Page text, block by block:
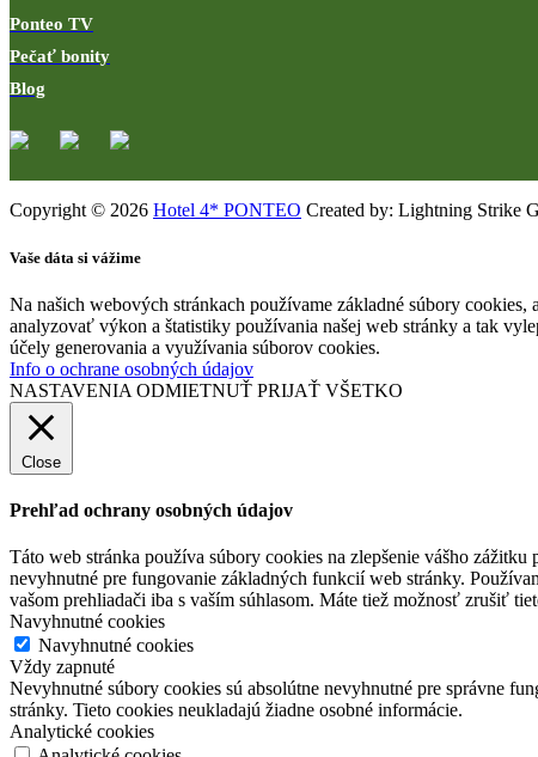
Ponteo TV
Pečať bonity
Blog
Copyright © 2026 Hotel 4* PONTEO Created by: Lightning Strike
Vaše dáta si vážime
Na našich webových stránkach používame základné súbory
analyzovať výkon a štatistiky používania našej web stránky a tak
účely generovania a využívania súborov cookies.
Info o ochrane osobných údajov
NASTAVENIA ODMIETNUŤ PRIJAŤ VŠETKO
Close
Prehľad ochrany osobných údajov
Táto web stránka používa súbory cookies na zlepšenie vášho
nevyhnutné pre fungovanie základných funkcií web stránky.
vašom prehliadači iba s vaším súhlasom. Máte tiež možnosť zrušiť
Navyhnutné cookies
Navyhnutné cookies
Vždy zapnuté
Nevyhnutné súbory cookies sú absolútne nevyhnutné pre správne
stránky. Tieto cookies neukladajú žiadne osobné informácie.
Analytické cookies